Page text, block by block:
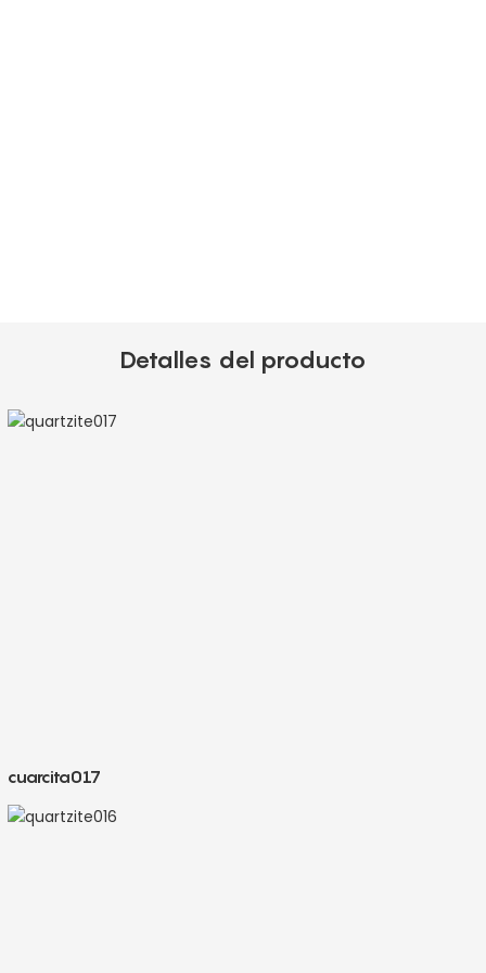
Detalles del producto
cuarcita017